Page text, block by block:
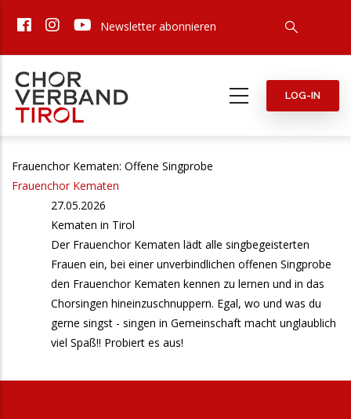
zum
Newsletter abonnieren
LOG-IN
Frauenchor Kematen: Offene Singprobe
Frauenchor Kematen
27.05.2026
Kematen in Tirol
Der Frauenchor Kematen lädt alle singbegeisterten
Frauen ein, bei einer unverbindlichen offenen Singprobe
den Frauenchor Kematen kennen zu lernen und in das
Chorsingen hineinzuschnuppern. Egal, wo und was du
gerne singst - singen in Gemeinschaft macht unglaublich
viel Spaß!! Probiert es aus!